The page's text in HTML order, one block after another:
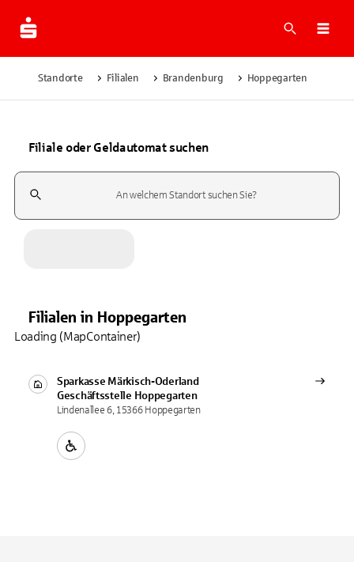
Suche
Standorte Filialen Brandenburg Hoppegarten
Filiale oder Geldautomat suchen
Suchfeld
Filialen in Hoppegarten
Sparkasse Märkisch-Oderland
Geschäftsstelle Hoppegarten
Lindenallee 6, 15366 Hoppegarten
Loading (MapContainer)